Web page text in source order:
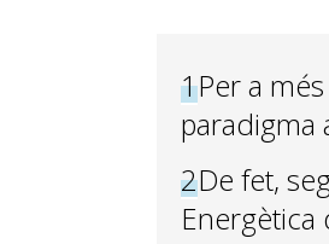
1Per a
paradigma
2De fet,
Energètica